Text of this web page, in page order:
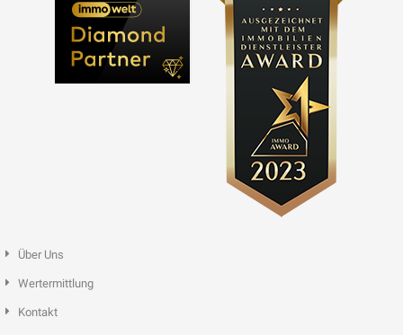
Über Uns
Wertermittlung
Kontakt